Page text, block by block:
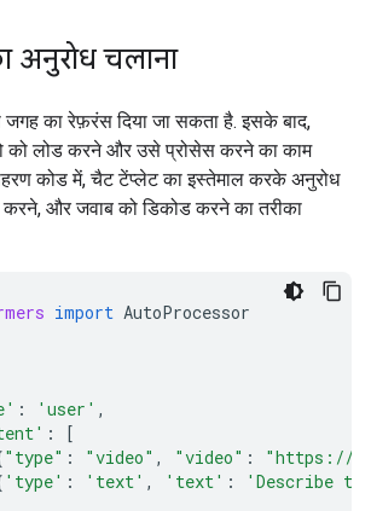
अनुरोध चलाना
का रेफ़रंस दिया जा सकता है. इसके बाद,
को लोड करने और उसे प्रोसेस करने का काम
कोड में, चैट टेंप्लेट का इस्तेमाल करके अनुरोध
और जवाब को डिकोड करने का तरीका
import AutoProcessor
: 'user' ,
:
[
"type" : "video" , "video" :
"https://
'type' : 'text' , 'text' :
'Describe